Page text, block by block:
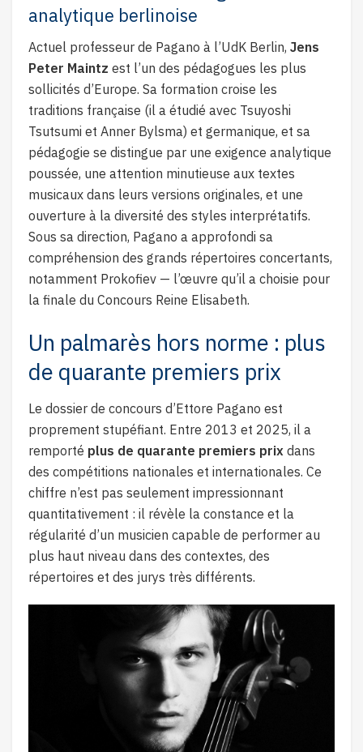
analytique berlinoise
Actuel professeur de Pagano à l’UdK Berlin, Jens
Peter Maintz est l’un des pédagogues les plus
sollicités d’Europe. Sa formation croise les
traditions française (il a étudié avec Tsuyoshi
Tsutsumi et Anner Bylsma) et germanique, et sa
pédagogie se distingue par une exigence analytique
poussée, une attention minutieuse aux textes
musicaux dans leurs versions originales, et une
ouverture à la diversité des styles interprétatifs.
Sous sa direction, Pagano a approfondi sa
compréhension des grands répertoires concertants,
notamment Prokofiev — l’œuvre qu’il a choisie pour
la finale du Concours Reine Elisabeth.
Un palmarès hors norme : plus
de quarante premiers prix
Le dossier de concours d’Ettore Pagano est
proprement stupéfiant. Entre 2013 et 2025, il a
remporté plus de quarante premiers prix dans
des compétitions nationales et internationales. Ce
chiffre n’est pas seulement impressionnant
quantitativement : il révèle la constance et la
régularité d’un musicien capable de performer au
plus haut niveau dans des contextes, des
répertoires et des jurys très différents.